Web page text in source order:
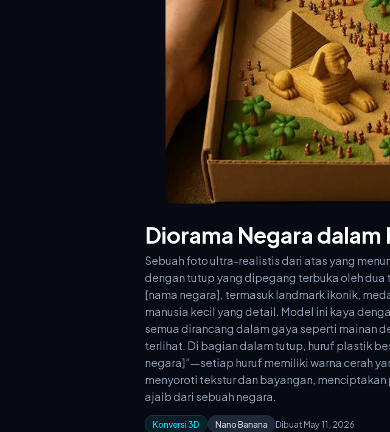
Diorama Negara dalam
Sebuah foto ultra-realistis dari atas yang
dengan tutup yang dipegang terbuka oleh
[nama negara], termasuk landmark ikonik,
manusia kecil yang detail. Model ini kaya
semua dirancang dalam gaya seperti mainan
terlihat. Di bagian dalam tutup, huruf plastik
negara]”—setiap huruf memiliki warna cerah
menyoroti tekstur dan bayangan,
ajaib dari sebuah negara.
Konversi 3D Nano Banana Dibuat May 11, 2026